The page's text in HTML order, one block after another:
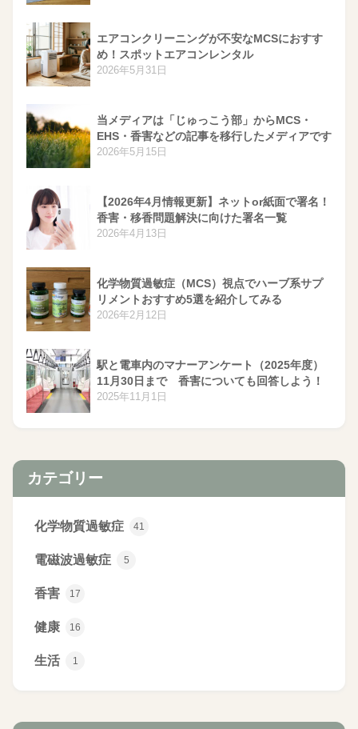
エアコンクリーニングが不安なMCSにおすす
め！スポットエアコンレンタル
2026年5月31日
当メディアは「じゅっこう部」からMCS・
EHS・香害などの記事を移行したメディアです
2026年5月15日
【2026年4月情報更新】ネットor紙面で署名！
香害・移香問題解決に向けた署名一覧
2026年4月13日
化学物質過敏症（MCS）視点でハーブ系サプ
リメントおすすめ5選を紹介してみる
2026年2月12日
駅と電車内のマナーアンケート（2025年度）
11月30日まで 香害についても回答しよう！
2025年11月1日
カテゴリー
化学物質過敏症 41
電磁波過敏症 5
香害 17
健康 16
生活 1